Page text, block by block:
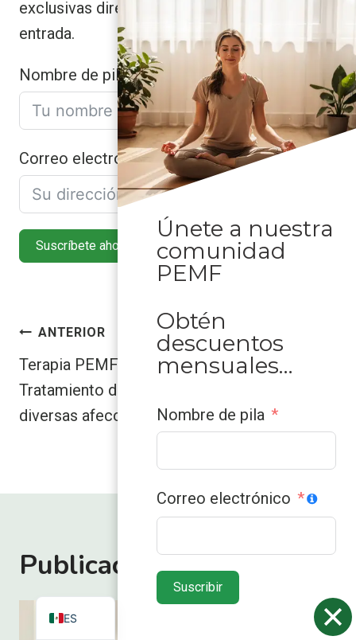
exclusivas directamente en tu bandeja de
entrada.
Nombre de pila
Correo electrónico
Suscríbete ahora
Navegación
de
entradas
ANTERIOR
Terapia PEMF:
Tratamiento de
diversas afecciones
Descubra cuánto
hacer efecto la
Publicaciones similares
Únete a nuestra
comunidad
PEMF
Obtén
descuentos
mensuales…
Nombre de pila
Correo electrónico
Suscribir
ES
VN